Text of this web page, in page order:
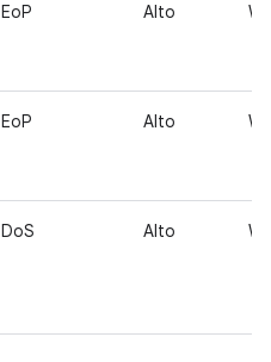
EoP Alto
EoP Alto
DoS Alto